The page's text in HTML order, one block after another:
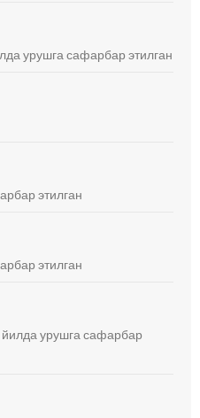
урушга сафарбар этилган
этилган
этилган
йилда урушга сафарбар